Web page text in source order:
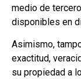
medio de
disponibles en
Asimismo,
exactitud,
su propiedad a